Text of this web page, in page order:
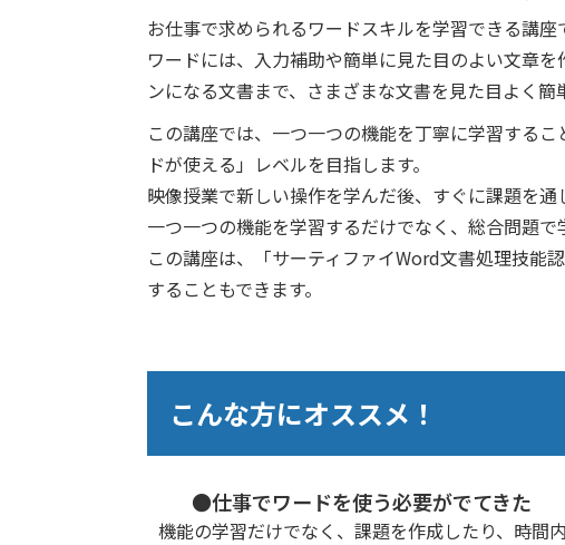
お仕事で求められるワードスキルを学習できる講座
ワードには、入力補助や簡単に見た目のよい文章
ンになる文書まで、さまざまな文書を見た目よく簡
この講座では、一つ一つの機能を丁寧に学習する
ドが使える」レベルを目指します。
映像授業で新しい操作を学んだ後、すぐに課題を
一つ一つの機能を学習するだけでなく、総合問題
この講座は、「サーティファイWord文書処理技能
することもできます。
こんな方にオススメ！
●仕事でワードを使う必要がでてきた
機能の学習だけでなく、課題を作成したり、時間